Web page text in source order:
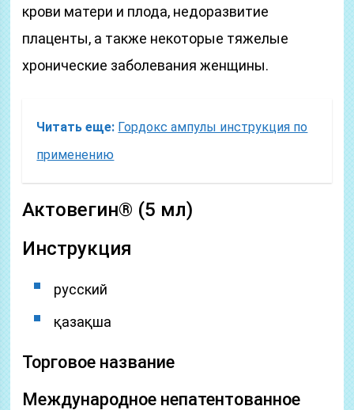
крови матери и плода, недоразвитие
плаценты, а также некоторые тяжелые
хронические заболевания женщины.
Читать еще: Гордокс ампулы инструкция по
применению
Актовегин® (5 мл)
Инструкция
русский
қазақша
Торговое название
Международное непатентованное